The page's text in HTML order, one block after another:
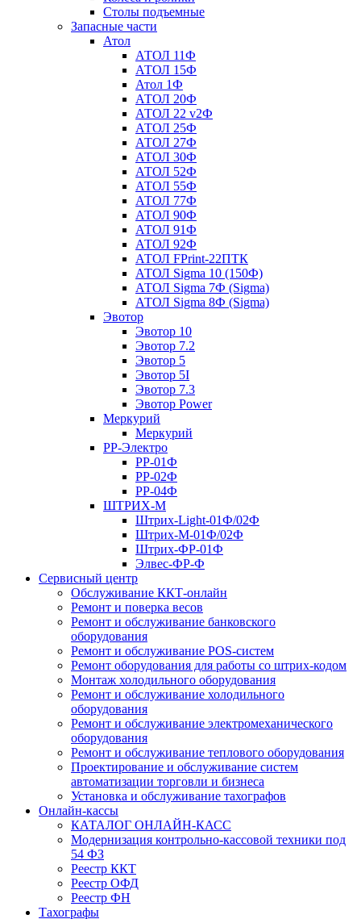
Столы подъемные
Запасные части
Атол
АТОЛ 11Ф
АТОЛ 15Ф
Атол 1Ф
АТОЛ 20Ф
АТОЛ 22 v2Ф
АТОЛ 25Ф
АТОЛ 27Ф
АТОЛ 30Ф
АТОЛ 52Ф
АТОЛ 55Ф
АТОЛ 77Ф
АТОЛ 90Ф
АТОЛ 91Ф
АТОЛ 92Ф
АТОЛ FPrint-22ПТК
АТОЛ Sigma 10 (150Ф)
АТОЛ Sigma 7Ф (Sigma)
АТОЛ Sigma 8Ф (Sigma)
Эвотор
Эвотор 10
Эвотор 7.2
Эвотор 5
Эвотор 5I
Эвотор 7.3
Эвотор Power
Меркурий
Меркурий
РР-Электро
РР-01Ф
РР-02Ф
РР-04Ф
ШТРИХ-М
Штрих-Light-01Ф/02Ф
Штрих-М-01Ф/02Ф
Штрих-ФР-01Ф
Элвес-ФР-Ф
Сервисный центр
Обслуживание ККТ-онлайн
Ремонт и поверка весов
Ремонт и обслуживание банковского
оборудования
Ремонт и обслуживание POS-систем
Ремонт оборудования для работы со штрих-кодом
Монтаж холодильного оборудования
Ремонт и обслуживание холодильного
оборудования
Ремонт и обслуживание электромеханического
оборудования
Ремонт и обслуживание теплового оборудования
Проектирование и обслуживание систем
автоматизации торговли и бизнеса
Установка и обслуживание тахографов
Онлайн-кассы
КАТАЛОГ ОНЛАЙН-КАСС
Модернизация контрольно-кассовой техники под
54 ФЗ
Реестр ККТ
Реестр ОФД
Реестр ФН
Тахографы